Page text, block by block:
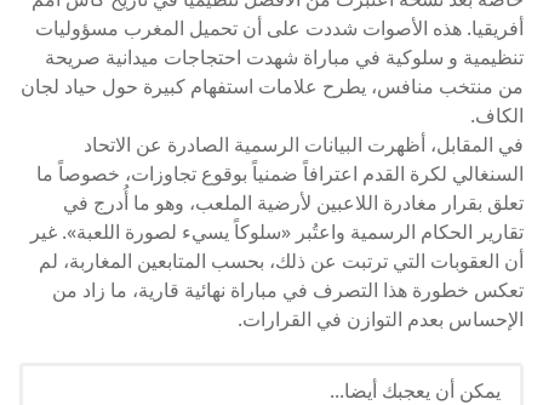
أفريقيا. هذه الأصوات شددت على أن تحميل المغرب مسؤوليات
تنظيمية و سلوكية في مباراة شهدت احتجاجات ميدانية صريحة
من منتخب منافس، يطرح علامات استفهام كبيرة حول حياد لجان
الكاف.
في المقابل، أظهرت البيانات الرسمية الصادرة عن الاتحاد
السنغالي لكرة القدم اعترافاً ضمنياً بوقوع تجاوزات، خصوصاً ما
تعلق بقرار مغادرة اللاعبين لأرضية الملعب، وهو ما أُدرج في
تقارير الحكام الرسمية واعتُبر «سلوكاً يسيء لصورة اللعبة». غير
أن العقوبات التي ترتبت عن ذلك، بحسب المتابعين المغاربة، لم
تعكس خطورة هذا التصرف في مباراة نهائية قارية، ما زاد من
الإحساس بعدم التوازن في القرارات.
يمكن أن يعجبك أيضا...